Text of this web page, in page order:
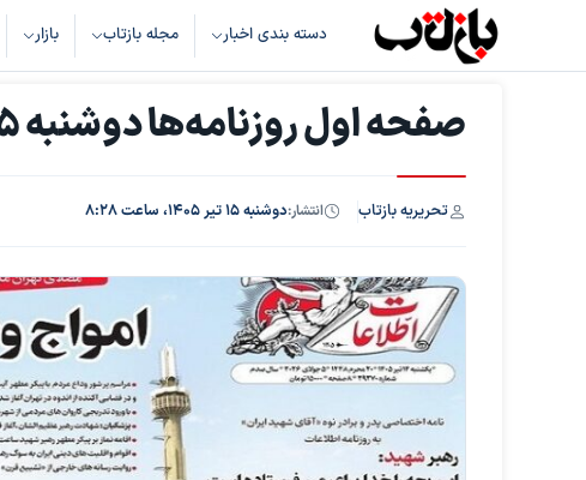
دسته بندی اخبار مجله بازتاب بازار
صفحه اول روزنامه‌ها دوشنبه 15 تیر 1405
تحریریه بازتاب انتشار:دوشنبه ۱۵ تیر ۱۴۰۵، ساعت ۸:۲۸